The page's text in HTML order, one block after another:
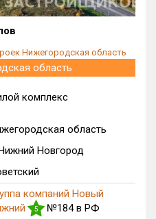
до
Нижегородская область
область
комплекс
область
Новгород
компаний Новый
5
№184 в РФ